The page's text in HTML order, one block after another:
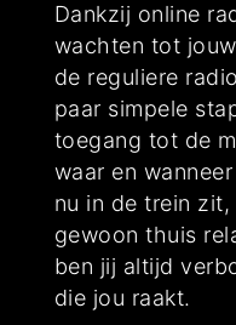
Dankzij online
wachten tot
de reguliere
paar simpele
toegang tot de
waar en
nu in de trein
gewoon thuis
ben jij altijd
die jou raakt.